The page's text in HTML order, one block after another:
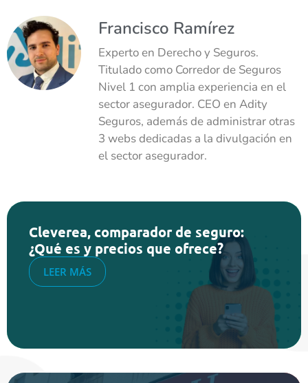
Francisco Ramírez
Experto en Derecho y Seguros.
Titulado como Corredor de Seguros
Nivel 1 con amplia experiencia en el
sector asegurador. CEO en Adity
Seguros, además de administrar otras
3 webs dedicadas a la divulgación en
el sector asegurador.
Cleverea, comparador de seguro:
¿Qué es y precios que ofrece?
LEER MÁS